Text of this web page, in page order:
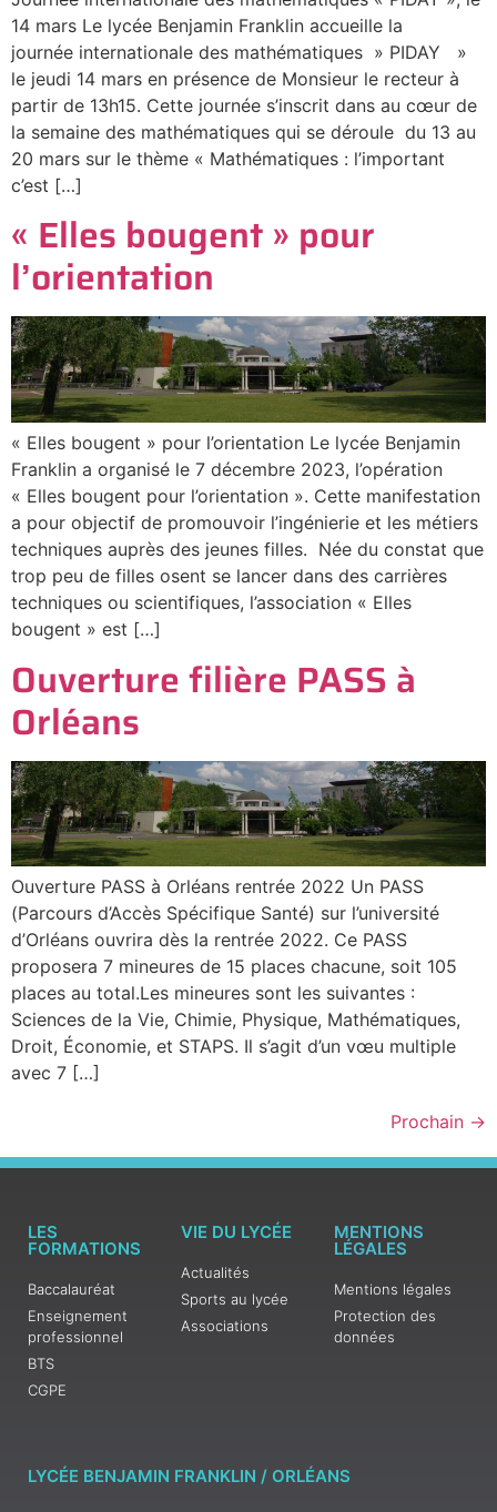
14 mars Le lycée Benjamin Franklin accueille la
journée internationale des mathématiques » PIDAY »
le jeudi 14 mars en présence de Monsieur le recteur à
partir de 13h15. Cette journée s’inscrit dans au cœur de
la semaine des mathématiques qui se déroule du 13 au
20 mars sur le thème « Mathématiques : l’important
c’est […]
« Elles bougent » pour
l’orientation
« Elles bougent » pour l’orientation Le lycée Benjamin
Franklin a organisé le 7 décembre 2023, l’opération
« Elles bougent pour l’orientation ». Cette manifestation
a pour objectif de promouvoir l’ingénierie et les métiers
techniques auprès des jeunes filles. Née du constat que
trop peu de filles osent se lancer dans des carrières
techniques ou scientifiques, l’association « Elles
bougent » est […]
Ouverture filière PASS à
Orléans
Ouverture PASS à Orléans rentrée 2022 Un PASS
(Parcours d’Accès Spécifique Santé) sur l’université
d’Orléans ouvrira dès la rentrée 2022. Ce PASS
proposera 7 mineures de 15 places chacune, soit 105
places au total.Les mineures sont les suivantes :
Sciences de la Vie, Chimie, Physique, Mathématiques,
Droit, Économie, et STAPS. Il s’agit d’un vœu multiple
avec 7 […]
Prochain →
LES
FORMATIONS
Baccalauréat
Enseignement
professionnel
BTS
CGPE
VIE DU LYCÉE
Actualités
Sports au lycée
Associations
MENTIONS
LÉGALES
Mentions légales
Protection des
données
LYCÉE BENJAMIN FRANKLIN / ORLÉANS